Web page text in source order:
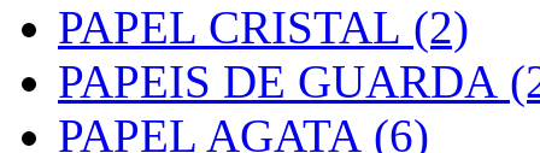
PAPEL CRISTAL (2)
PAPEIS DE GUARDA
PAPEL AGATA (6)